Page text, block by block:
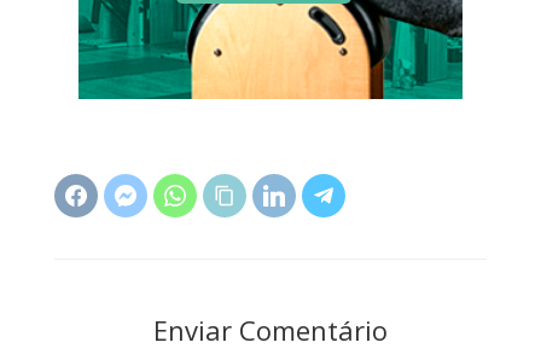
Enviar Comentário